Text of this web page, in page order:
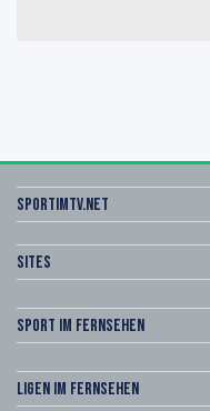
sportimtv.net
Sites
Sport im Fernsehen
Ligen im Fernsehen